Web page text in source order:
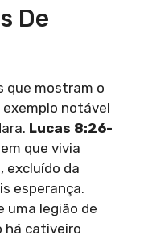
De
que mostram o
notável
Lucas 8:26-
que vivia
excluído da
esperança.
uma legião de
há cativeiro